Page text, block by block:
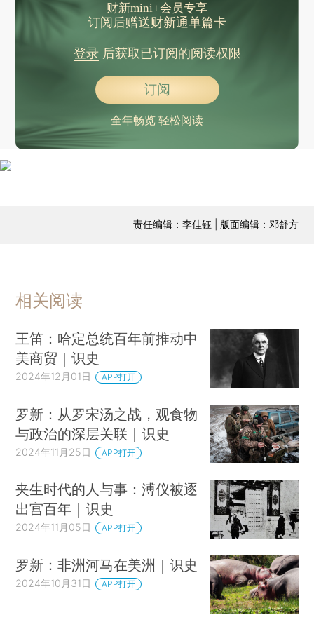
财新mini+会员专享
订阅后赠送财新通单篇卡
登录后获取已订阅的阅读权限
订阅
全年畅览 轻松阅读
责任编辑：李佳钰 | 版面编辑：邓舒方
相关阅读
王笛：哈定总统百年前推动中
美商贸｜识史
2024年12月01日 APP打开
罗新：从罗宋汤之战，观食物
与政治的深层关联｜识史
2024年11月25日 APP打开
夹生时代的人与事：溥仪被逐
出宫百年｜识史
2024年11月05日 APP打开
罗新：非洲河马在美洲｜识史
2024年10月31日 APP打开